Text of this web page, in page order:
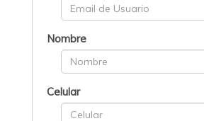
Nombre
Celular